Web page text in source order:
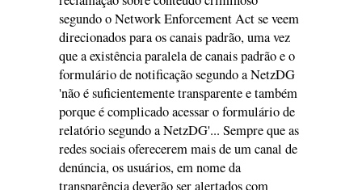
segundo o Network Enforcement Act se veem
direcionados para os canais padrão, uma vez
que a existência paralela de canais padrão e o
formulário de notificação segundo a NetzDG
'não é suficientemente transparente e também
porque é complicado acessar o formulário de
relatório segundo a NetzDG'... Sempre que as
redes sociais oferecerem mais de um canal de
denúncia, os usuários, em nome da
transparência deverão ser alertados com